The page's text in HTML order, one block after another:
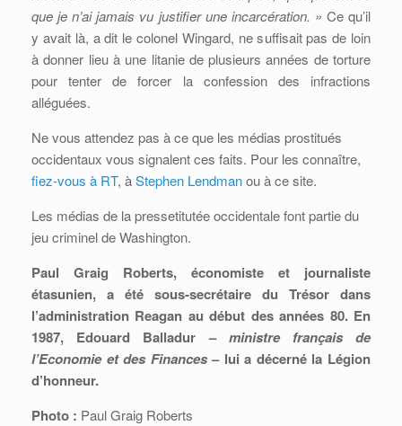
que je n’ai jamais vu justifier une incarcération. » Ce qu’il
y avait là, a dit le colonel Wingard, ne suffisait pas de loin
à donner lieu à une litanie de plusieurs années de torture
pour tenter de forcer la confession des infractions
alléguées.
Ne vous attendez pas à ce que les médias prostitués
occidentaux vous signalent ces faits. Pour les connaître,
fiez-vous à RT, àStephen Lendmanou à ce site.
Les médias de la pressetitutée occidentale font partie du
jeu criminel de Washington.
Paul Graig Roberts, économiste et journaliste
étasunien, a été sous-secrétaire du Trésor dans
l’administration Reagan au début des années 80. En
1987, Edouard Balladur – ministre français de
l’Economie et des Finances– lui a décerné la Légion
d’honneur.
Photo : Paul Graig Roberts